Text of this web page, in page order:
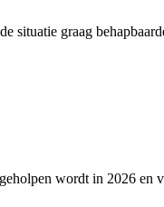
situatie graag
wordt in 2026 en